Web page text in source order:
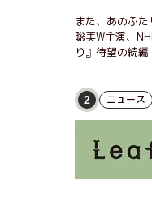
また、あのふ
聡美W主演、
り』待望の続
ょっとした贅沢
恋バナを聞い
湾映画祭」を
わらぬ友情と
2 ニュース